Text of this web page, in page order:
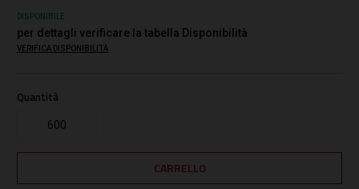
DISPONIBILE
per dettagli verificare la tabella Disponibilità
VERIFICA DISPONIBILITÀ
Quantità